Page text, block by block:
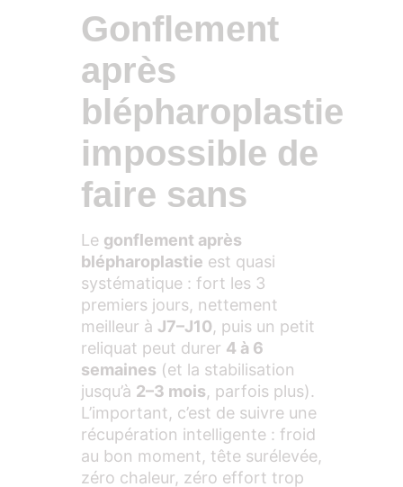
Gonflement
après
blépharoplastie
impossible de
faire sans
Le gonflement après
blépharoplastie est quasi
systématique : fort les 3
premiers jours, nettement
meilleur à J7–J10, puis un petit
reliquat peut durer 4 à 6
semaines (et la stabilisation
jusqu’à 2–3 mois, parfois plus).
L’important, c’est de suivre une
récupération intelligente : froid
au bon moment, tête surélevée,
zéro chaleur, zéro effort trop